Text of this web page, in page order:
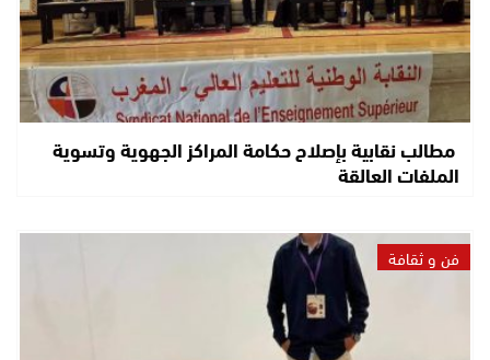
مطالب نقابية بإصلاح حكامة المراكز الجهوية وتسوية
الملفات العالقة
فن و ثقافة